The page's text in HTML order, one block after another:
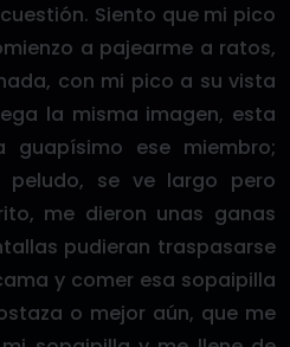
Siento que mi pico
a pajearme a ratos,
con mi pico a su vista
la misma imagen, esta
guapísimo ese miembro;
se ve largo pero
me dieron unas ganas
pudieran traspasarse
y comer esa sopaipilla
o mejor aún, que me